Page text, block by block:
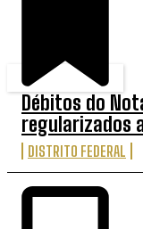
Débitos do
regularizados
DISTRITO FEDERAL